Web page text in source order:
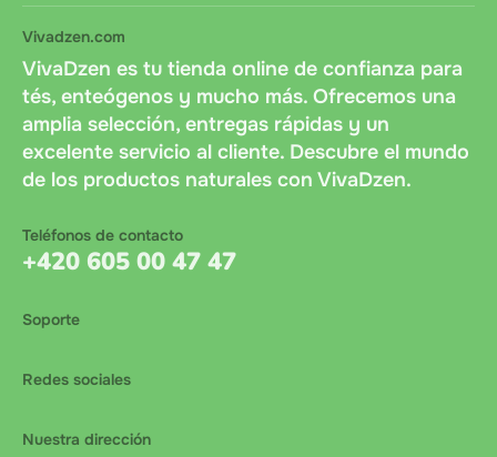
Vivadzen.com
VivaDzen es tu tienda online de confianza para
tés, enteógenos y mucho más. Ofrecemos una
amplia selección, entregas rápidas y un
excelente servicio al cliente. Descubre el mundo
de los productos naturales con VivaDzen.
Teléfonos de contacto
+420 605 00 47 47
Soporte
Redes sociales
Nuestra dirección